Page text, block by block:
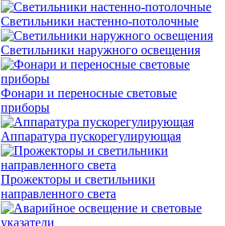
Светильники настенно-потолочные
Светильники наружного освещения
Фонари и переносные световые
приборы
Аппаратура пускорегулирующая
Прожекторы и светильники
направленного света